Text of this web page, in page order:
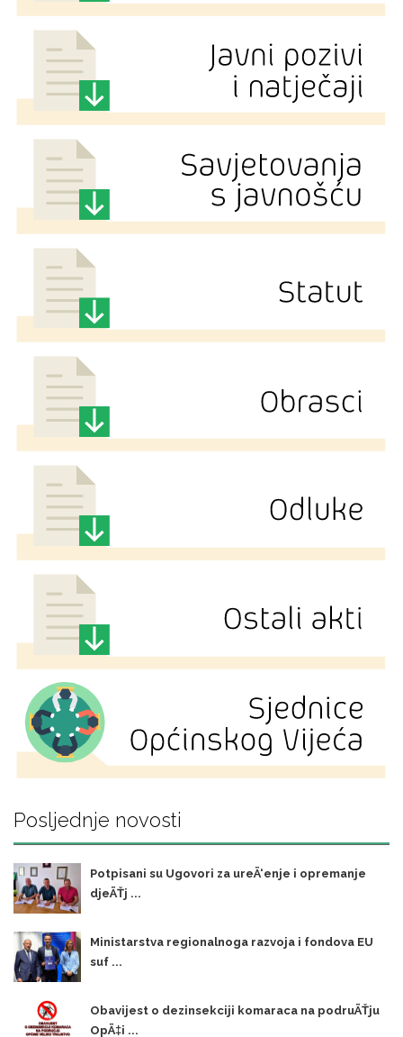
Posljednje novosti
Potpisani su Ugovori za ureÄ‘enje i opremanje
djeÄŤj ...
Ministarstva regionalnoga razvoja i fondova EU
suf ...
Obavijest o dezinsekciji komaraca na podruÄŤju
OpÄ‡i ...